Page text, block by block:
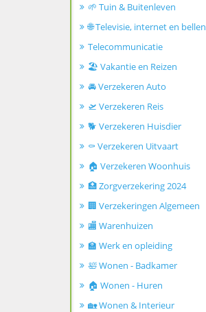
🌱 Tuin & Buitenleven
🌐 Televisie, internet en bellen
Telecommunicatie
🏖️ Vakantie en Reizen
🚘 Verzekeren Auto
🛫 Verzekeren Reis
🐕 Verzekeren Huisdier
⚰️ Verzekeren Uitvaart
🏠 Verzekeren Woonhuis
🏥 Zorgverzekering 2024
🏢 Verzekeringen Algemeen
🏬 Warenhuizen
🏫 Werk en opleiding
🛀 Wonen - Badkamer
🏠 Wonen - Huren
🏡 Wonen & Interieur